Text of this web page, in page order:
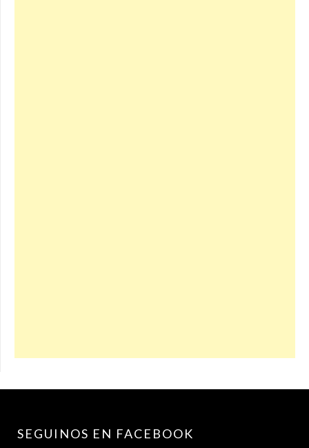
SEGUINOS EN FACEBOOK